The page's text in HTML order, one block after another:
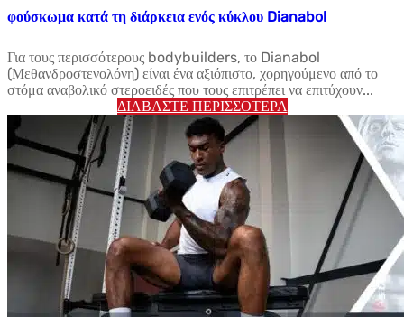
φούσκωμα κατά τη διάρκεια ενός κύκλου Dianabol
Για τους περισσότερους bodybuilders, το Dianabol
(Μεθανδροστενολόνη) είναι ένα αξιόπιστο, χορηγούμενο από το
στόμα αναβολικό στεροειδές που τους επιτρέπει να επιτύχουν...
ΔΙΑΒΆΣΤΕ ΠΕΡΙΣΣΌΤΕΡΑ